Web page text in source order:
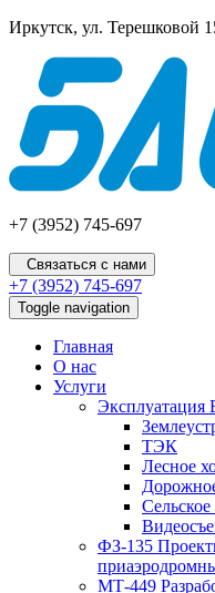
Иркутск, ул. Терешковой
+7 (3952) 745-697
Связаться с нами
+7 (3952) 745-697
Toggle navigation
Главная
О нас
Услуги
Эксплуатация
ТЭК
Лесное
Сельское
ФЗ-135
МТ-449